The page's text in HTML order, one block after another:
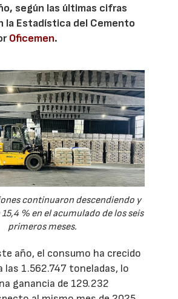
según las últimas cifras
la Estadística del Cemento
Oficemen.
continuaron descendiendo y
% en el acumulado de los seis
primeros meses.
año, el consumo ha crecido
las 1.562.747 toneladas, lo
ganancia de 129.232